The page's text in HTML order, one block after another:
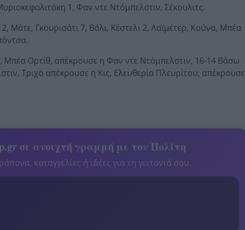
1, Φαν ντε Ντόμπελστιν, Σέκουλιτς.
Γκουρισάτι 7, Βάλι, Κέστελι 2, Λαϊμέτερ, Κούνα, Μπέα
Μπέα Ορτίθ, απέκρουσε η Φαν ντε Ντόμπελστιν, 16-14 Βάσω
Τριχά απέκρουσε η Κις, Ελευθερία Πλευρίτου, απέκρουσε
σε ανοιχτή γραμμή με τον Πολίτη
καταγγελίες ή ιδέες για τη γειτονιά σου.